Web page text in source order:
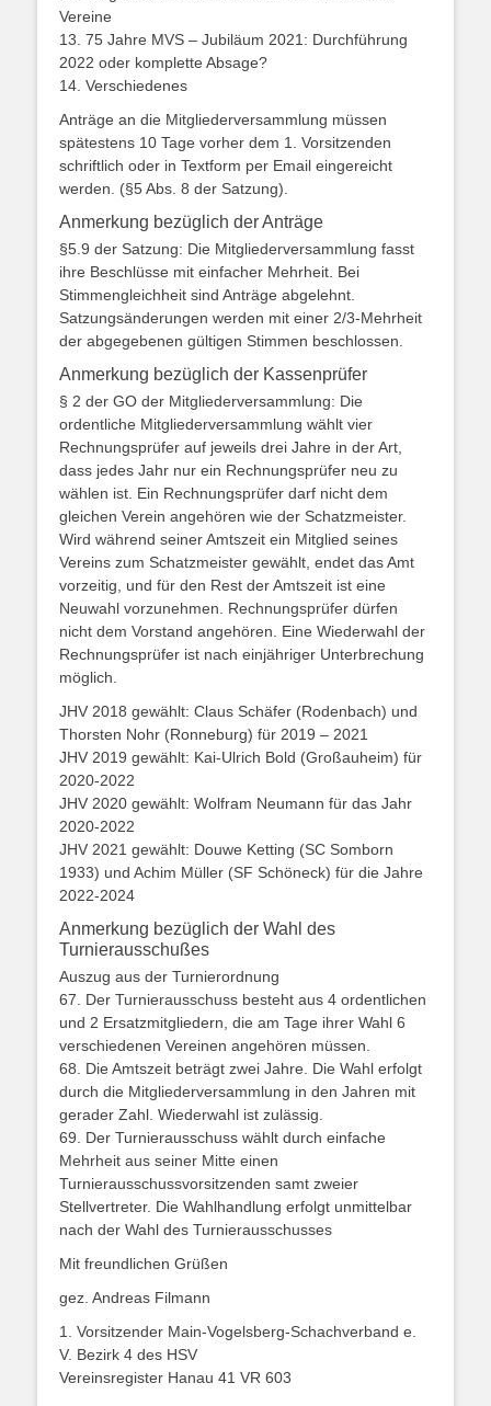
Vereine
13. 75 Jahre MVS – Jubiläum 2021: Durchführung
2022 oder komplette Absage?
14. Verschiedenes
Anträge an die Mitgliederversammlung müssen
spätestens 10 Tage vorher dem 1. Vorsitzenden
schriftlich oder in Textform per Email eingereicht
werden. (§5 Abs. 8 der Satzung).
Anmerkung bezüglich der Anträge
§5.9 der Satzung: Die Mitgliederversammlung fasst
ihre Beschlüsse mit einfacher Mehrheit. Bei
Stimmengleichheit sind Anträge abgelehnt.
Satzungsänderungen werden mit einer 2/3-Mehrheit
der abgegebenen gültigen Stimmen beschlossen.
Anmerkung bezüglich der Kassenprüfer
§ 2 der GO der Mitgliederversammlung: Die
ordentliche Mitgliederversammlung wählt vier
Rechnungsprüfer auf jeweils drei Jahre in der Art,
dass jedes Jahr nur ein Rechnungsprüfer neu zu
wählen ist. Ein Rechnungsprüfer darf nicht dem
gleichen Verein angehören wie der Schatzmeister.
Wird während seiner Amtszeit ein Mitglied seines
Vereins zum Schatzmeister gewählt, endet das Amt
vorzeitig, und für den Rest der Amtszeit ist eine
Neuwahl vorzunehmen. Rechnungsprüfer dürfen
nicht dem Vorstand angehören. Eine Wiederwahl der
Rechnungsprüfer ist nach einjähriger Unterbrechung
möglich.
JHV 2018 gewählt: Claus Schäfer (Rodenbach) und
Thorsten Nohr (Ronneburg) für 2019 – 2021
JHV 2019 gewählt: Kai-Ulrich Bold (Großauheim) für
2020-2022
JHV 2020 gewählt: Wolfram Neumann für das Jahr
2020-2022
JHV 2021 gewählt: Douwe Ketting (SC Somborn
1933) und Achim Müller (SF Schöneck) für die Jahre
2022-2024
Anmerkung bezüglich der Wahl des
Turnierausschußes
Auszug aus der Turnierordnung
67. Der Turnierausschuss besteht aus 4 ordentlichen
und 2 Ersatzmitgliedern, die am Tage ihrer Wahl 6
verschiedenen Vereinen angehören müssen.
68. Die Amtszeit beträgt zwei Jahre. Die Wahl erfolgt
durch die Mitgliederversammlung in den Jahren mit
gerader Zahl. Wiederwahl ist zulässig.
69. Der Turnierausschuss wählt durch einfache
Mehrheit aus seiner Mitte einen
Turnierausschussvorsitzenden samt zweier
Stellvertreter. Die Wahlhandlung erfolgt unmittelbar
nach der Wahl des Turnierausschusses
Mit freundlichen Grüßen
gez. Andreas Filmann
1. Vorsitzender Main-Vogelsberg-Schachverband e.
V. Bezirk 4 des HSV
Vereinsregister Hanau 41 VR 603